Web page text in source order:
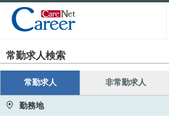
常勤求人検索
常勤求人 非常勤求人
勤務地